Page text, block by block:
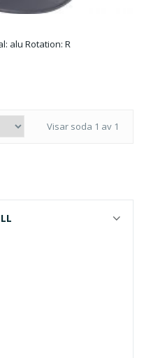
alu Rotation: R
Visar soda 1 av 1